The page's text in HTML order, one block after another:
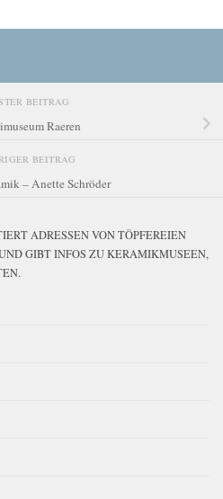
BEITRAG
Raeren
BEITRAG
– Anette Schröder
ADRESSEN VON TÖPFEREIEN
GIBT INFOS ZU KERAMIKMUSEEN,